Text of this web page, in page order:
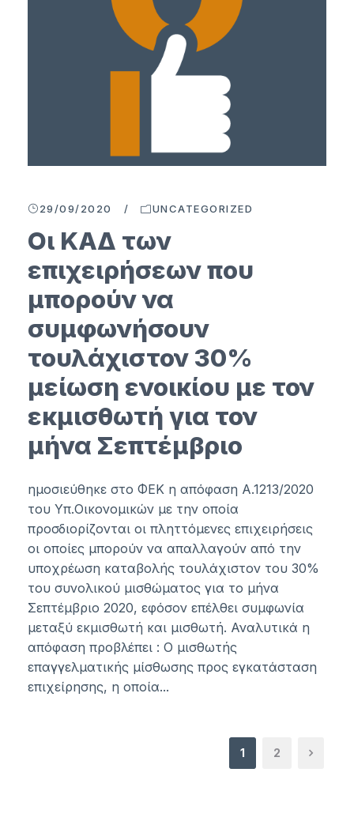
29/09/2020 / UNCATEGORIZED
Οι ΚΑΔ των
επιχειρήσεων που
μπορούν να
συμφωνήσουν
τουλάχιστον 30%
μείωση ενοικίου με τον
εκμισθωτή για τον
μήνα Σεπτέμβριο
ημοσιεύθηκε στο ΦΕΚ η απόφαση Α.1213/2020
του Υπ.Οικονομικών με την οποία
προσδιορίζονται οι πληττόμενες επιχειρήσεις
οι οποίες μπορούν να απαλλαγούν από την
υποχρέωση καταβολής τουλάχιστον του 30%
του συνολικού μισθώματος για το μήνα
Σεπτέμβριο 2020, εφόσον επέλθει συμφωνία
μεταξύ εκμισθωτή και μισθωτή. Αναλυτικά η
απόφαση προβλέπει : Ο μισθωτής
επαγγελματικής μίσθωσης προς εγκατάσταση
επιχείρησης, η οποία...
1 2